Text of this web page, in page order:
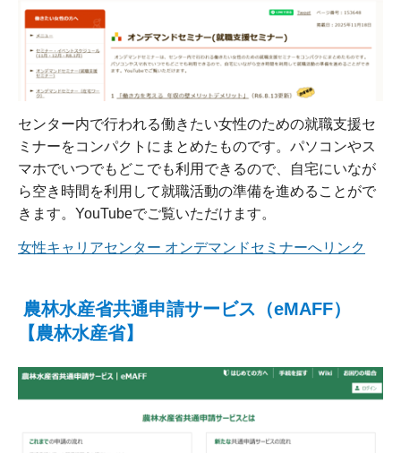
センター内で行われる働きたい女性のための就職支援セ
ミナーをコンパクトにまとめたものです。パソコンやス
マホでいつでもどこでも利用できるので、自宅にいなが
ら空き時間を利用して就職活動の準備を進めることがで
きます。YouTubeでご覧いただけます。
女性キャリアセンター オンデマンドセミナーへリンク
農林水産省共通申請サービス（eMAFF）
【農林水産省】